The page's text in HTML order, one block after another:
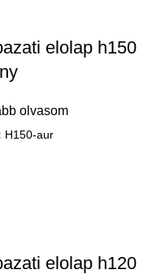
elolap h150
olvasom
H150-aur
elolap h120